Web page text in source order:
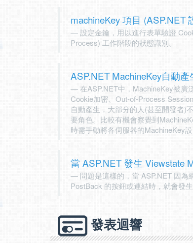
machineKey 項目 (ASP.NET
設定金鑰，用以進行表單驗證
Process) 工作階段的狀態識別。
ASP.NET MachineKey自動
在ASP.NET中，MachineKey被廣
Cookie加密、Out-of-Process
自動產生，大部分的人(甚至開發者)
要角色。比較有機會察覺到
時需手動將各伺服器的MachineKey
當 ASP.NET 發生 Viewstate
問題是這樣的，當 ASP.NET 因
PostBack 的按鈕或連結時，就會發
發表迴響